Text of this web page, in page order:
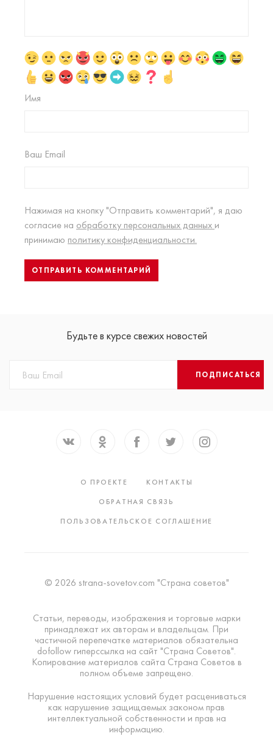
Имя
Ваш Email
Нажимая на кнопку "Отправить комментарий", я даю
согласие на обработку персональных данных и
принимаю политику конфиденциальности.
Будьте в курсе свежих новостей
ПОДПИСАТЬСЯ
О ПРОЕКТЕ
КОНТАКТЫ
ОБРАТНАЯ СВЯЗЬ
ПОЛЬЗОВАТЕЛЬСКОЕ СОГЛАШЕНИЕ
© 2026 strana-sovetov.com "Страна советов"
Статьи, переводы, изображения и торговые марки
принадлежат их авторам и владельцам. При
частичной перепечатке материалов обязательна
dofollow гиперссылка на сайт "Страна Советов".
Копирование материалов сайта Страна Советов в
полном объеме запрещено.
Нарушение настоящих условий будет расцениваться
как нарушение защищаемых законом прав
интеллектуальной собственности и прав на
информацию.